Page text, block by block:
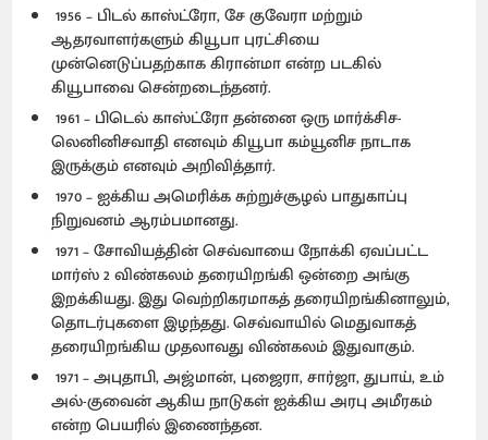
1956 – பிடல் காஸ்ட்ரோ, சே குவேரா மற்றும்
ஆதரவாளர்களும் கியூபா புரட்சியை
முன்னெடுப்பதற்காக கிரான்மா என்ற படகில்
கியூபாவை சென்றடைந்தனர்.
1961 – பிடெல் காஸ்ட்ரோ தன்னை ஒரு மார்க்சிச-
லெனினிசவாதி எனவும் கியூபா கம்யூனிச நாடாக
இருக்கும் எனவும் அறிவித்தார்.
1970 – ஐக்கிய அமெரிக்க சுற்றுச்சூழல் பாதுகாப்பு
நிறுவனம் ஆரம்பமானது.
1971 – சோவியத்தின் செவ்வாயை நோக்கி ஏவப்பட்ட
மார்ஸ் 2 விண்கலம் தரையிறங்கி ஒன்றை அங்கு
இறக்கியது. இது வெற்றிகரமாகத் தரையிறங்கினாலும்,
தொடர்புகளை இழந்தது. செவ்வாயில் மெதுவாகத்
தரையிறங்கிய முதலாவது விண்கலம் இதுவாகும்.
1971 – அபுதாபி, அஜ்மான், புஜைரா, சார்ஜா, துபாய், உம்
அல்-குவைன் ஆகிய நாடுகள் ஐக்கிய அரபு அமீரகம்
என்ற பெயரில் இணைந்தன.